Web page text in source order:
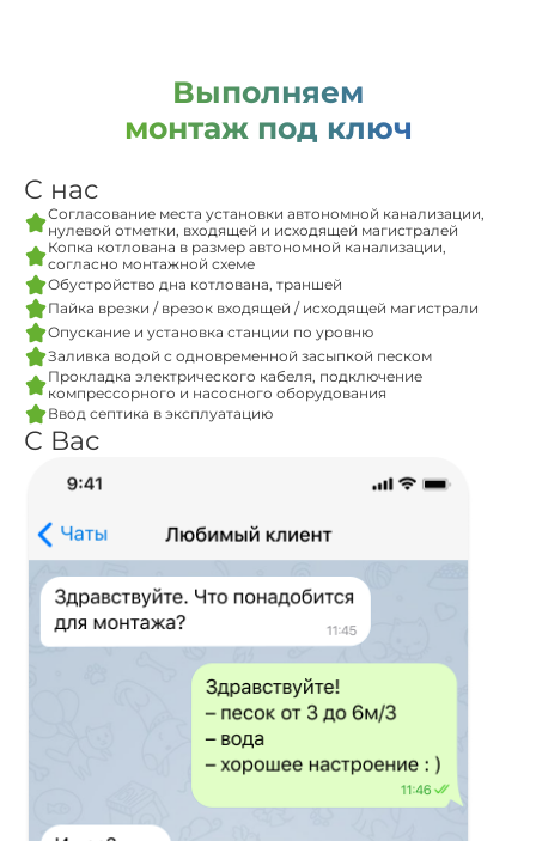
Выполняем
монтаж под ключ
С нас
Согласование места установки автономной канализации,
нулевой отметки, входящей и исходящей магистралей
Копка котлована в размер автономной канализации,
согласно монтажной схеме
Обустройство дна котлована, траншей
Пайка врезки / врезок входящей / исходящей магистрали
Опускание и установка станции по уровню
Заливка водой с одновременной засыпкой песком
Прокладка электрического кабеля, подключение
компрессорного и насосного оборудования
Ввод септика в эксплуатацию
С Вас